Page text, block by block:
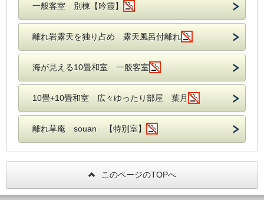
一般客室 別棟【吟霞】
離れ岩露天を独り占め 露天風呂付離れ
海が見える10畳和室 一般客室
10畳+10畳和室 広々ゆったり部屋 葉月
離れ草庵 souan 【特別室】
このページのTOPへ